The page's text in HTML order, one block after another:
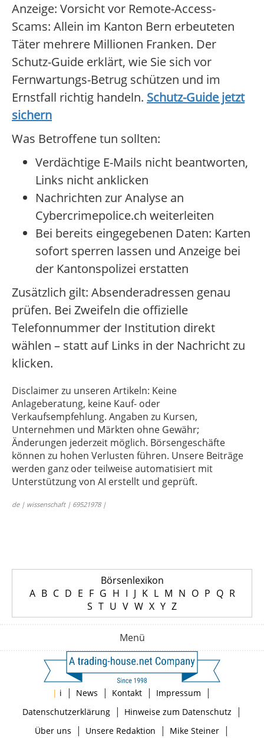
Anzeige: Vorsicht vor Remote-Access-
Scams: Allein im Kanton Bern erbeuteten
Täter mehrere Millionen Franken. Der
Schutz-Guide erklärt, wie Sie sich vor
Fernwartungs-Betrug schützen und im
Ernstfall richtig handeln. Schutz-Guide jetzt
sichern
Was Betroffene tun sollten:
Verdächtige E-Mails nicht beantworten,
Links nicht anklicken
Nachrichten zur Analyse an
Cybercrimepolice.ch weiterleiten
Bei bereits eingegebenen Daten: Karten
sofort sperren lassen und Anzeige bei
der Kantonspolizei erstatten
Zusätzlich gilt: Absenderadressen genau
prüfen. Bei Zweifeln die offizielle
Telefonnummer der Institution direkt
wählen – statt auf Links in der Nachricht zu
klicken.
Disclaimer zu unseren Artikeln: Keine
Anlageberatung, keine Kauf- oder
Verkaufsempfehlung. Angaben zu Kursen,
Unternehmen und Märkten ohne Gewähr;
Änderungen jederzeit möglich. Börsengeschäfte
können zu hohen Verlusten führen. Unsere Beiträge
werden ganz oder teilweise automatisiert mit
Unterstützung von AI erstellt und geprüft.
de | wissenschaft | 69521978 |
Börsenlexikon
A B C D E F G H I J K L M N O P Q R
S T U V W X Y Z
Menü
| i | News | Kontakt | Impressum |
Datenschutzerklärung| Hinweise zum Datenschutz |
Über uns | Unsere Redaktion | Mike Steiner|